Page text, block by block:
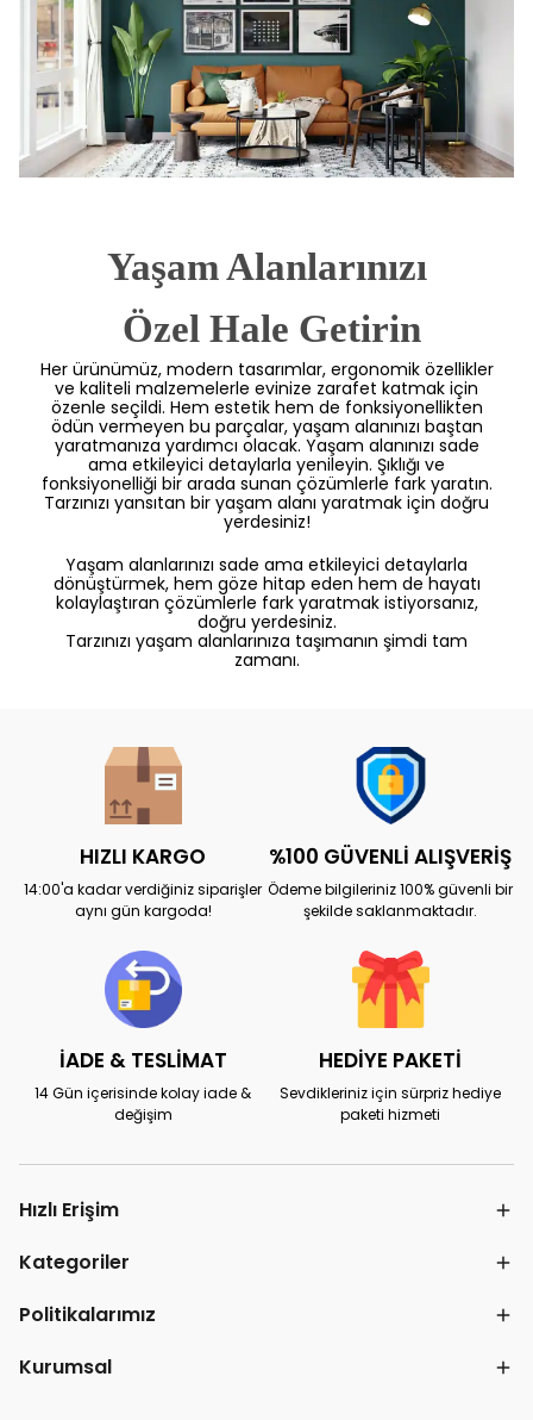
Yaşam Alanlarınızı
Özel Hale Getirin
Her ürünümüz, modern tasarımlar, ergonomik özellikler
ve kaliteli malzemelerle evinize zarafet katmak için
özenle seçildi. Hem estetik hem de fonksiyonellikten
ödün vermeyen bu parçalar, yaşam alanınızı baştan
yaratmanıza yardımcı olacak. Yaşam alanınızı sade
ama etkileyici detaylarla yenileyin. Şıklığı ve
fonksiyonelliği bir arada sunan çözümlerle fark yaratın.
Tarzınızı yansıtan bir yaşam alanı yaratmak için doğru
yerdesiniz!
Yaşam alanlarınızı sade ama etkileyici detaylarla
dönüştürmek, hem göze hitap eden hem de hayatı
kolaylaştıran çözümlerle fark yaratmak istiyorsanız,
doğru yerdesiniz.
Tarzınızı yaşam alanlarınıza taşımanın şimdi tam
zamanı.
HIZLI KARGO
14:00'a kadar verdiğiniz siparişler
aynı gün kargoda!
%100 GÜVENLİ ALIŞVERİŞ
Ödeme bilgileriniz 100% güvenli bir
şekilde saklanmaktadır.
İADE & TESLİMAT
14 Gün içerisinde kolay iade &
değişim
HEDİYE PAKETİ
Sevdikleriniz için sürpriz hediye
paketi hizmeti
Hızlı Erişim
Kategoriler
Politikalarımız
Kurumsal